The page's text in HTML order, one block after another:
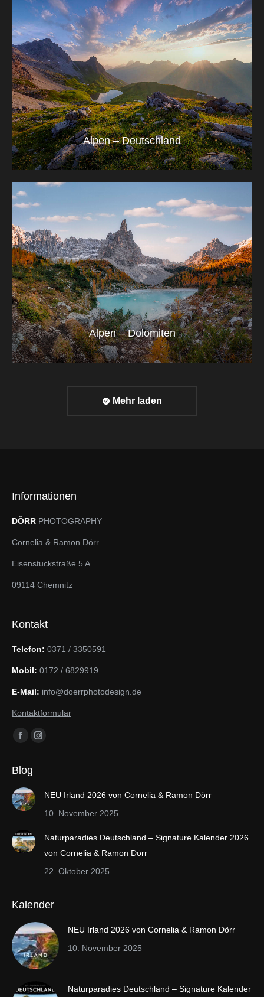
Alpen – Deutschland
Alpen – Dolomiten
Mehr laden
Informationen
DÖRR PHOTOGRAPHY
Cornelia & Ramon Dörr
Eisenstuckstraße 5 A
09114 Chemnitz
Kontakt
Telefon: 0371 / 3350591
Mobil: 0172 / 6829919
E-Mail: info@doerrphotodesign.de
Kontaktformular
Finden Sie uns auf:
Facebook
opens
in
new
window
Instagram
window
Blog
NEU Irland 2026 von Cornelia & Ramon Dörr
10. November 2025
Naturparadies Deutschland – Signature Kalender 2026
von Cornelia & Ramon Dörr
22. Oktober 2025
Kalender
NEU Irland 2026 von Cornelia & Ramon Dörr
10. November 2025
Naturparadies Deutschland – Signature Kalender